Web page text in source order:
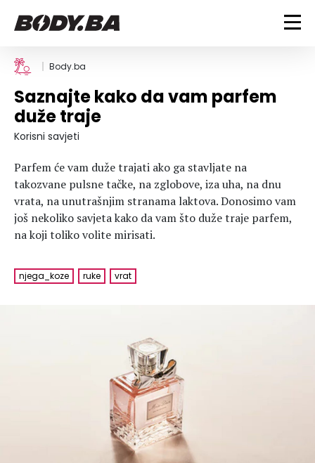
FITNESS
Vježbanje
Mršanje
Discipline
BODYBUILDING
Trening i vježbe
Savjeti
Ostalo
ISHRANA
Dijete
Nutricionizam
Recepti
Suplementi
ZDRAVLJE
Um i tijelo
Povrede i bolesti
Trudnice
LIFESTYLE
Fitness
VODA
Body.ba
Saznajte kako da vam parfem
duže traje
Korisni savjeti
Parfem će vam duže trajati ako ga stavljate na
takozvane pulsne tačke, na zglobove, iza uha, na dnu
vrata, na unutrašnjim stranama laktova. Donosimo vam
još nekoliko savjeta kako da vam što duže traje parfem,
na koji toliko volite mirisati.
njega_koze ruke vrat